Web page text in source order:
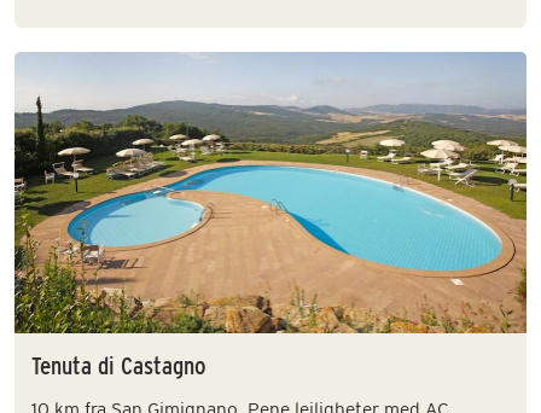
Tenuta di Castagno
10 km fra San Gimignano. Pene leiligheter med AC.